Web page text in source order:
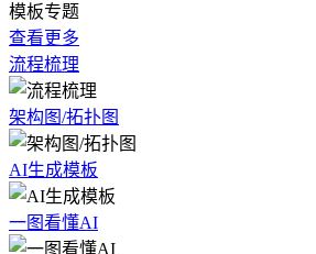
模板专题
查看更多
流程梳理
架构图/拓扑图
AI生成模板
一图看懂AI